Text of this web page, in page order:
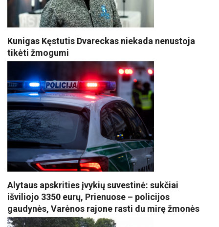
Kunigas Kęstutis Dvareckas niekada nenustoja
tikėti žmogumi
Alytaus apskrities įvykių suvestinė: sukčiai
išviliojo 3350 eurų, Prienuose – policijos
gaudynės, Varėnos rajone rasti du mirę žmonės